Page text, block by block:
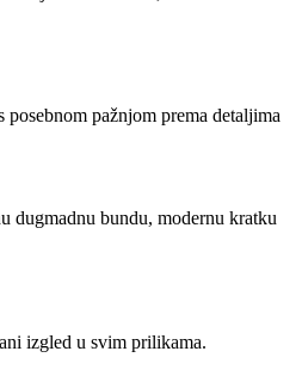
pažnjom prema detaljima
dugmadnu bundu, modernu kratku
izgled u svim prilikama.